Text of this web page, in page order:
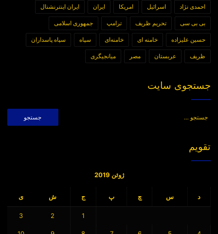
احمدی نژاد اسرائیل امریکا ایران ایران اینترنشنال
بی بی سی تحریم ظریف ترامپ جمهوری اسلامی
حسین علیزاده خامنه ای خامنه‌ای سپاه سپاه پاسداران
ظریف عربستان مصر میانجیگری
جستجوی سایت
برای:
تقویم
ژوئن 2019
د س چ پ ج ش ی
1
2
3